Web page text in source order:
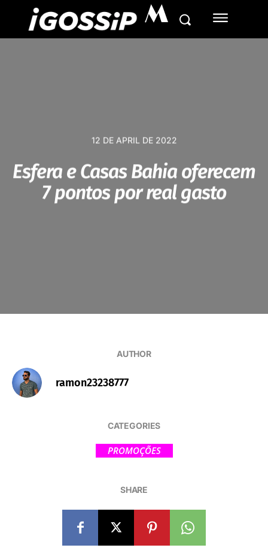
M
12 DE APRIL DE 2022
Esfera e Casas Bahia oferecem
7 pontos por real gasto
AUTHOR
ramon23238777
CATEGORIES
PROMOÇÕES
SHARE